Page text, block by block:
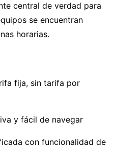
central de verdad para
se encuentran
horarias.
fija, sin tarifa por
y fácil de navegar
con funcionalidad de